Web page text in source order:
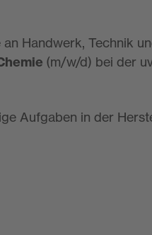
Handwerk, Technik
(m/w/d) bei der
Aufgaben in der